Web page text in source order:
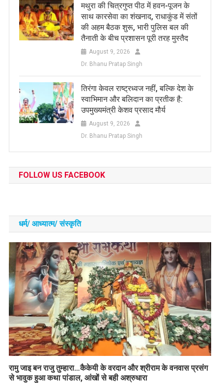
मथुरा की चित्रगुप्त पीठ में हवन-पूजन के
साथ कारसेवा का शंखनाद, राधाकुंड में संतों
की अहम बैठक शुरू, भारी पुलिस बल की
तैनाती के बीच प्रशासन पूरी तरह मुस्तैद
August 9, 2026
Dr. Bhanu Pratap Singh
तिरंगा केवल राष्ट्रध्वज नहीं, बल्कि देश के
स्वाभिमान और बलिदान का प्रतीक है:
उपमुख्यमंत्री केशव प्रसाद मौर्य
August 9, 2026
Dr. Bhanu Pratap Singh
FOLLOW US FACEBOOK
धर्म/ आध्‍यात्‍म/ संस्‍कृति
रामु जाइ बन राजु तुम्हारा…कैकेयी के वरदान और श्रीराम के वनवास प्रसंग
से भावुक हुआ कथा पांडाल, आंखों से बही अश्रुधारा